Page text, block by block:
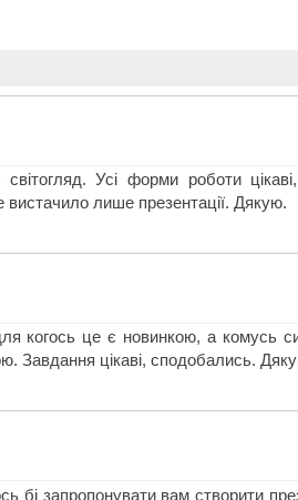
Усі форми роботи цікаві,
вистачило лише презентації. Дякую.
когось це є новинкою, а комусь
Завдання цікаві, сподобались.
бі запропонувати вам створити